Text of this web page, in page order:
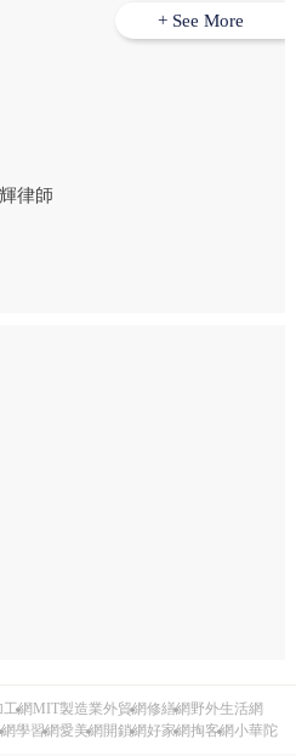
律師
+ See More
工網MIT製造業外貿網修繕網野外生活網
學習網愛美網開鎖網好家網掏客網小華陀